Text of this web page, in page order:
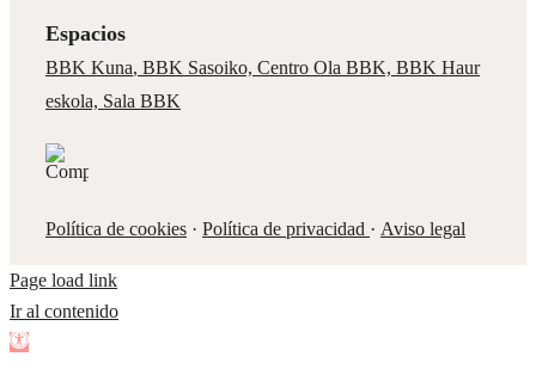
Espacios
BBK Kuna, BBK Sasoiko, Centro Ola BBK, BBK Haur
eskola, Sala BBK
Política de cookies· Política de privacidad · Aviso legal
Page load link
Ir al contenido
Abrir